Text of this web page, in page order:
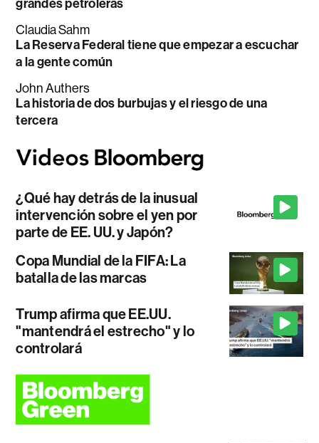
grandes petroleras
Claudia Sahm
La Reserva Federal tiene que empezar a escuchar
a la gente común
John Authers
La historia de dos burbujas y el riesgo de una
tercera
¿Qué hay detrás de la inusual
intervención sobre el yen por
parte de EE. UU. y Japón?
Copa Mundial de la FIFA: La
batalla de las marcas
Trump afirma que EE.UU.
"mantendrá el estrecho" y lo
controlará